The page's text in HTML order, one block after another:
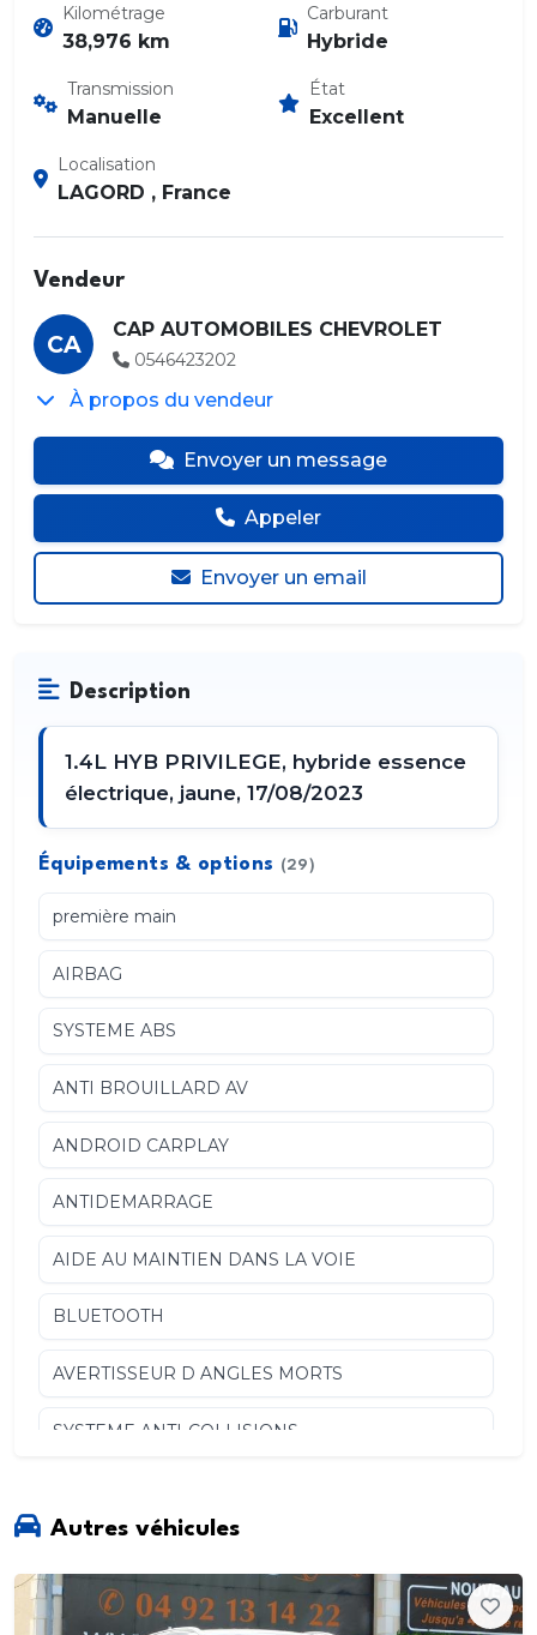
Kilométrage
38,976 km
Carburant
Hybride
Transmission
Manuelle
État
Excellent
Localisation
LAGORD , France
Vendeur
CA
CAP AUTOMOBILES CHEVROLET
0546423202
À propos du vendeur
Envoyer un message
Appeler
Envoyer un email
Description
1.4L HYB PRIVILEGE, hybride essence
électrique, jaune, 17/08/2023
Équipements & options (29)
première main
AIRBAG
SYSTEME ABS
ANTI BROUILLARD AV
ANDROID CARPLAY
ANTIDEMARRAGE
AIDE AU MAINTIEN DANS LA VOIE
BLUETOOTH
AVERTISSEUR D ANGLES MORTS
SYSTEME ANTI-COLLISIONS
DIRECTION ASSISTEE
Autres véhicules